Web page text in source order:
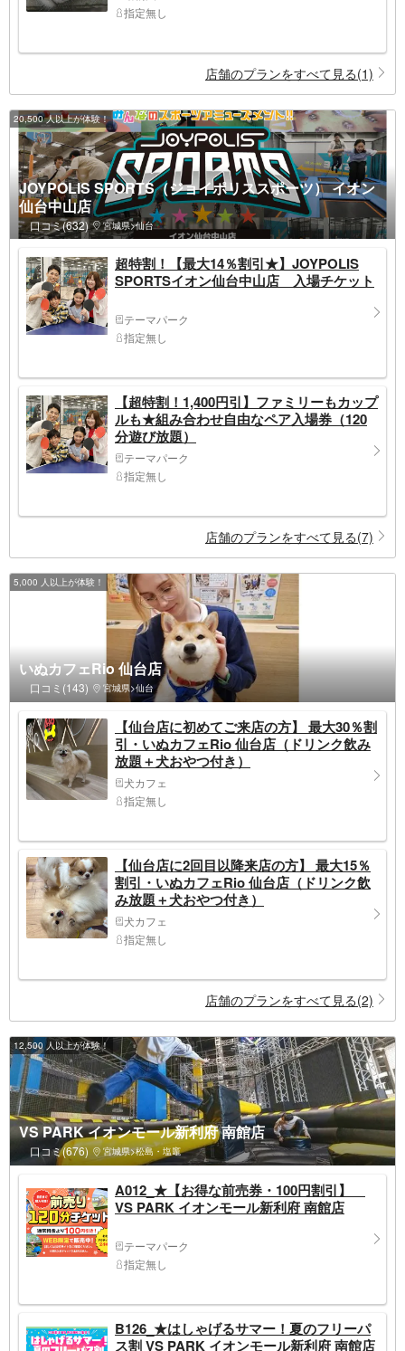
指定無し
店舗のプランをすべて見る(1)
20,500 人以上が体験！
JOYPOLIS SPORTS（ジョイポリススポーツ） イオン
仙台中山店
口コミ(632) 宮城県>仙台
超特割！【最大14％割引★】JOYPOLIS
SPORTSイオン仙台中山店 入場チケット
テーマパーク
指定無し
【超特割！1,400円引】ファミリーもカップ
ルも★組み合わせ自由なペア入場券（120
分遊び放題）
テーマパーク
指定無し
店舗のプランをすべて見る(7)
5,000 人以上が体験！
いぬカフェRio 仙台店
口コミ(143) 宮城県>仙台
【仙台店に初めてご来店の方】 最大30％割
引・いぬカフェRio 仙台店（ドリンク飲み
放題＋犬おやつ付き）
犬カフェ
指定無し
【仙台店に2回目以降来店の方】 最大15％
割引・いぬカフェRio 仙台店（ドリンク飲
み放題＋犬おやつ付き）
犬カフェ
指定無し
店舗のプランをすべて見る(2)
12,500 人以上が体験！
VS PARK イオンモール新利府 南館店
口コミ(676) 宮城県>松島・塩竈
A012_★【お得な前売券・100円割引】
VS PARK イオンモール新利府 南館店
テーマパーク
指定無し
B126_★はしゃげるサマー！夏のフリーパ
ス割 VS PARK イオンモール新利府 南館店